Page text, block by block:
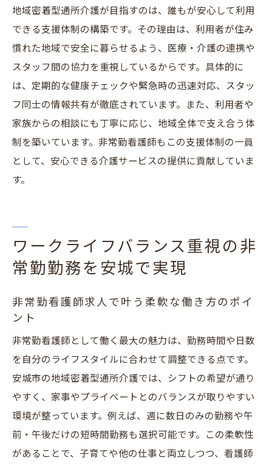
秘訣
柔軟なシフトで家庭や趣味と両立しやすい
理由
非常勤看護師が安心して働けるサポート体
制
自分に合った勤務スケジュールの決め方
地域の信頼を築く非常勤勤務のやりがいとは
利用者や家族と築く信頼関係のポイント
非常勤看護師求人が地域社会に与える影響
やりがいを感じる安城市の介護現場の魅力
ント
非常勤看護師求人で見つける自分らしい働
き方
地域密着型通所介護で役立つ実践スキル
安城市の現場で活かせるコミュニケーショ
ン術
非常勤勤務で継続的に成長するための工夫
地域密着型通所介護が目指すのは、誰もが安心して利用
できる支援体制の構築です。その理由は、利用者が住み
慣れた地域で安全に暮らせるよう、医療・介護の連携や
スタッフ間の協力を重視しているからです。具体的に
は、定期的な健康チェックや緊急時の迅速対応、スタッ
フ同士の情報共有が徹底されています。また、利用者や
家族からの相談にも丁寧に応じ、地域全体で支え合う体
制を築いています。非常勤看護師もこの支援体制の一員
として、安心できる介護サービスの提供に貢献していま
す。
ワークライフバランス重視の非
常勤勤務を安城で実現
非常勤看護師求人で叶う柔軟な働き方のポイ
ント
非常勤看護師として働く最大の魅力は、勤務時間や日数
を自分のライフスタイルに合わせて調整できる点です。
安城市の地域密着型通所介護では、シフトの希望が通り
やすく、家事やプライベートとのバランスが取りやすい
環境が整っています。例えば、週に数日のみの勤務や午
前・午後だけの短時間勤務も選択可能です。この柔軟性
があることで、子育てや他の仕事と両立しつつ、看護師